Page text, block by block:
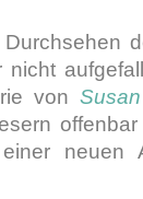
nicht
von
neuen